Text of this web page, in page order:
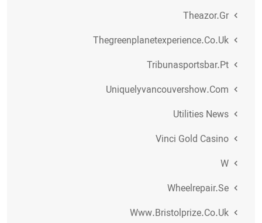
Theazor.gr
Thegreenplanetexperience.co.uk
Tribunasportsbar.pt
Uniquelyvancouvershow.com
Utilities News
Vinci Gold Casino
W
Wheelrepair.se
Www.bristolprize.co.uk